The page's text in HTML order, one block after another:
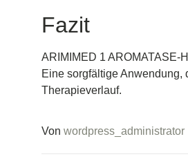
Fazit
ARIMIMED 1 AROMATASE-
Eine sorgfältige
Therapieverlauf.
Von wordpress_administrator